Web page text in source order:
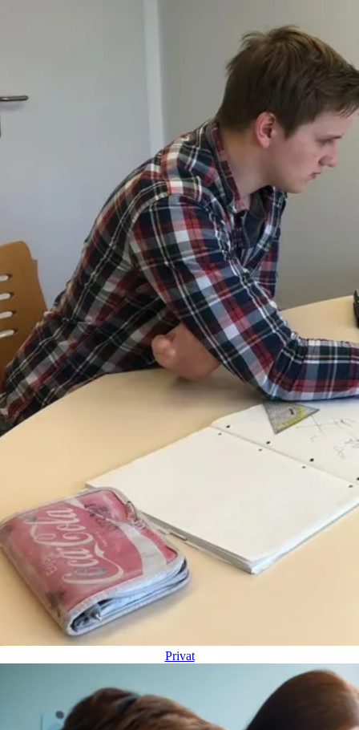
Privat